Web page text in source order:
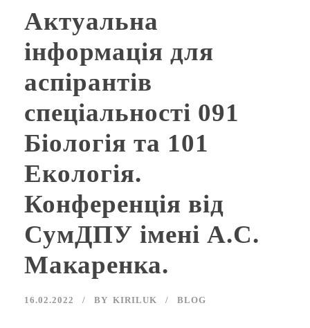
Актуальна
інформація для
аспірантів
спеціальності 091
Біологія та 101
Екологія.
Конференція від
СумДПУ імені А.С.
Макаренка.
16.02.2022 BY KIRILUK BLOG